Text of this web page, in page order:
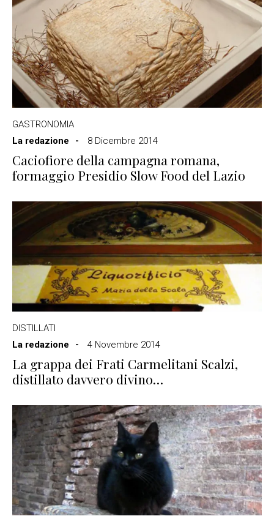
GASTRONOMIA
La redazione
8 Dicembre 2014
Caciofiore della campagna romana,
formaggio Presidio Slow Food del Lazio
DISTILLATI
La redazione
4 Novembre 2014
La grappa dei Frati Carmelitani Scalzi,
distillato davvero divino…